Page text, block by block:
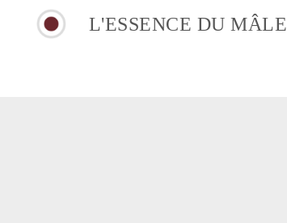
L'ESSENCE DU MÂLE